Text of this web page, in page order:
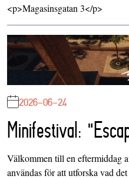
<p>Magasinsgatan 3</p>
2026-06-24
Minifestival:
Välkommen till en eftermiddag
användas för att utforska vad